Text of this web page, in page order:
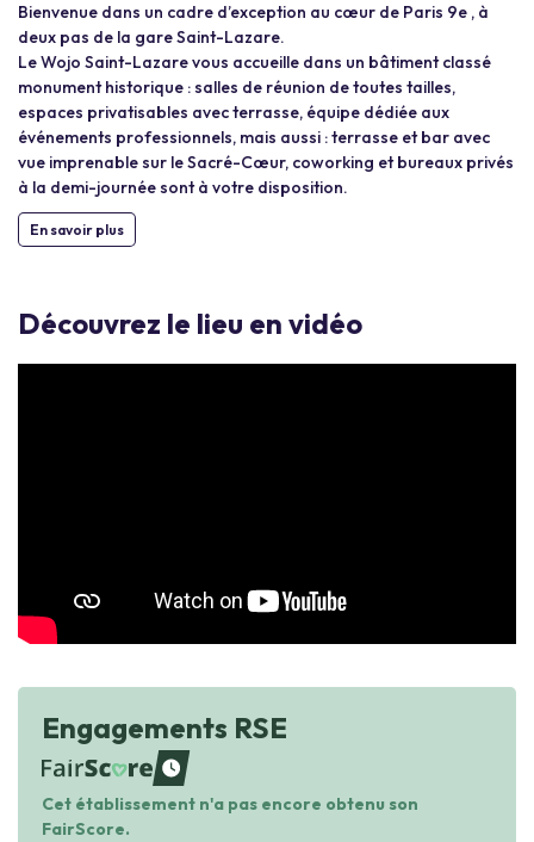
Bienvenue dans un cadre d’exception au cœur de Paris 9e , à
deux pas de la gare Saint-Lazare. ​
Le Wojo Saint-Lazare vous accueille dans un bâtiment classé
monument historique : salles de réunion de toutes tailles,
espaces privatisables avec terrasse, équipe dédiée aux
événements professionnels, mais aussi : terrasse et bar avec
vue imprenable sur le Sacré-Cœur, coworking et bureaux privés
à la demi-journée sont à votre disposition.​
En savoir plus
Découvrez le lieu en vidéo
Engagements RSE
waiting
Cet établissement n'a pas encore obtenu son
FairScore.